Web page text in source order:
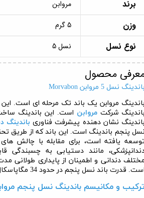
برند مروابن
وزن 5 گرم
نوع نسل نسل 5
محصول
نسل 5 مروابن
Morvabon
مروابن یک باند تک مرحله ای است. این
شرکتمروابن است. این باندینگ
نشان دهنده پیشرفت فناوری باندینگ
پنجم باندینگ است. این باند که از طریق
یافته است، برای مقابله با چالش
مانند دستیابی به چسبندگی
دندانی و اطمینان از پایداری طولانی
قدرت باند نسل پنجم در حدود 34 مگاپاسکال است.
و مکانیسم باندینگ نسل پنجم